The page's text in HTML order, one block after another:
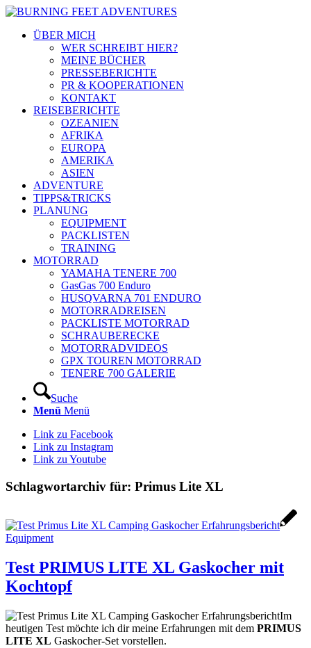
ÜBER MICH
WER SCHREIBT HIER?
MEINE BÜCHER
PRESSEBERICHTE
PR & KOOPERATIONEN
KONTAKT
REISEBERICHTE
OZEANIEN
AFRIKA
EUROPA
AMERIKA
ASIEN
ADVENTURE
TIPPS&TRICKS
PLANUNG
EQUIPMENT
PACKLISTEN
TRAINING
MOTORRAD
YAMAHA TENERE 700
GasGas 700 Enduro
HUSQVARNA 701 ENDURO
MOTORRADREISEN
PACKLISTE MOTORRAD
SCHRAUBERECKE
MOTORRADVIDEOS
GPX TOUREN MOTORRAD
TENERE 700 GALERIE
Suche
Menü Menü
Link zu Facebook
Link zu Instagram
Link zu Youtube
Schlagwortarchiv für: Primus Lite XL
Equipment
Test PRIMUS LITE XL Gaskocher mit
Kochtopf
Im
heutigen Test möchte ich dir meine Erfahrungen mit dem PRIMUS
LITE XL Gaskocher-Set vorstellen.